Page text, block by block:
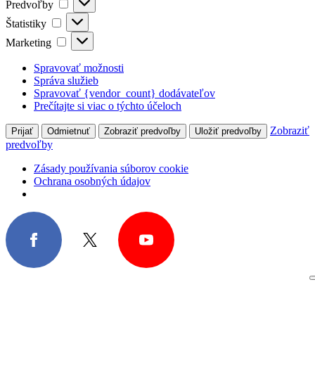
Predvoľby
Štatistiky Štatistiky
Marketing Marketing
Spravovať možnosti
Správa služieb
Spravovať {vendor_count} dodávateľov
Prečítajte si viac o týchto účeloch
Prijať Odmietnuť Zobraziť predvoľby Uložiť predvoľby
Zobraziť
predvoľby
Zásady používania súborov cookie
Ochrana osobných údajov